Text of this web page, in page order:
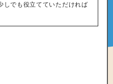
しでも役立てていただければ